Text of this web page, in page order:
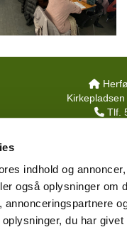
indhold og
også oplysninger om
du har

Kirkepladsen
 Tlf.
Privatlivspolitik